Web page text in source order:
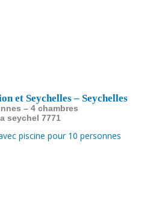
et Seychelles – Seychelles
– 4 chambres
seychel 7771